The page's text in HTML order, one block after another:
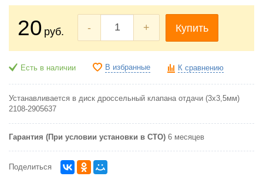
20 руб. - + Купить
Есть в наличии В избранные К сравнению
Устанавливается в диск дроссельный клапана отдачи (3х3,5мм)
2108-2905637
Гарантия (При условии установки в СТО) 6 месяцев
Поделиться